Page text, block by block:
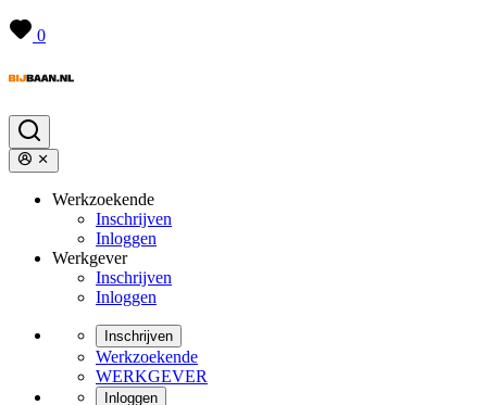
0
Werkzoekende
Inschrijven
Inloggen
Werkgever
Inschrijven
Inloggen
Inschrijven
Werkzoekende
WERKGEVER
Inloggen